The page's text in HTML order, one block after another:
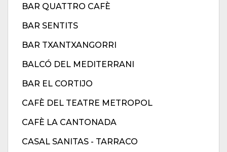
BAR QUATTRO CAFÈ
BAR SENTITS
BAR TXANTXANGORRI
BALCÓ DEL MEDITERRANI
BAR EL CORTIJO
CAFÈ DEL TEATRE METROPOL
CAFÈ LA CANTONADA
CASAL SANITAS - TARRACO